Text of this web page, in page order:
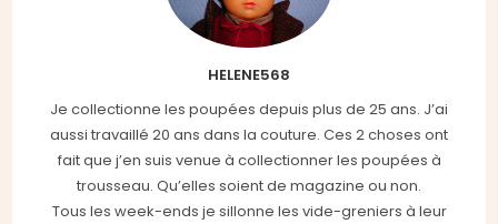
HELENE568
Je collectionne les poupées depuis plus de 25 ans. J’ai
aussi travaillé 20 ans dans la couture. Ces 2 choses ont
fait que j’en suis venue à collectionner les poupées à
trousseau. Qu’elles soient de magazine ou non.
Tous les week-ends je sillonne les vide-greniers à leur